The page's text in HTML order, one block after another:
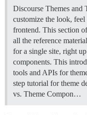
Discourse Themes and
customize the look,
frontend. This section
all the reference
for a single site, right
components. This
tools and APIs for
step tutorial for theme
vs. Theme Compon…